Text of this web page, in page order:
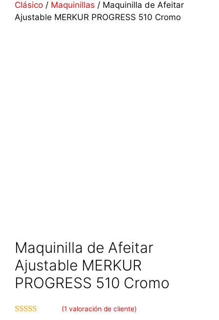
Clásico / Maquinillas / Maquinilla de Afeitar
Ajustable MERKUR PROGRESS 510 Cromo
Maquinilla de Afeitar
Ajustable MERKUR
PROGRESS 510 Cromo
(1 valoración de cliente)